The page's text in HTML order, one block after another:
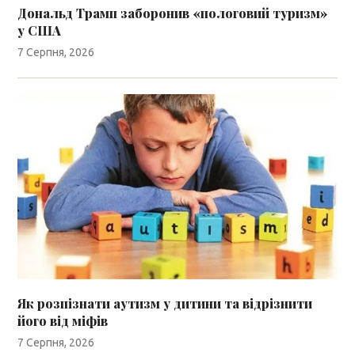
Дональд Трамп заборонив «пологовий туризм»
у США
7 Серпня, 2026
Як розпізнати аутизм у дитини та відрізнити
його від міфів
7 Серпня, 2026